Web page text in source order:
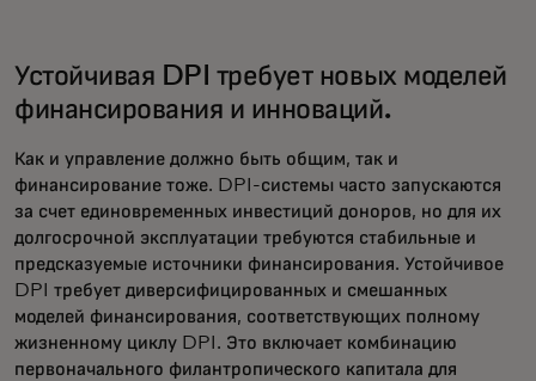
Устойчивая DPI требует новых моделей
финансирования и инноваций.
Как и управление должно быть общим, так и
финансирование тоже. DPI-системы часто запускаются
за счет единовременных инвестиций доноров, но для их
долгосрочной эксплуатации требуются стабильные и
предсказуемые источники финансирования. Устойчивое
DPI требует диверсифицированных и смешанных
моделей финансирования, соответствующих полному
жизненному циклу DPI. Это включает комбинацию
первоначального филантропического капитала для